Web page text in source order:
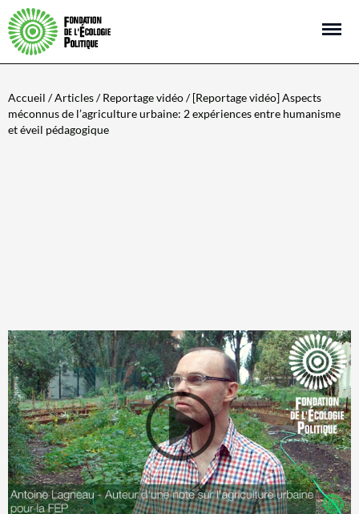
Open
Accueil /Articles/Reportage vidéo/ [Reportage vidéo] Aspects
méconnus de l’agriculture urbaine: 2 expériences entre humanisme
et éveil pédagogique